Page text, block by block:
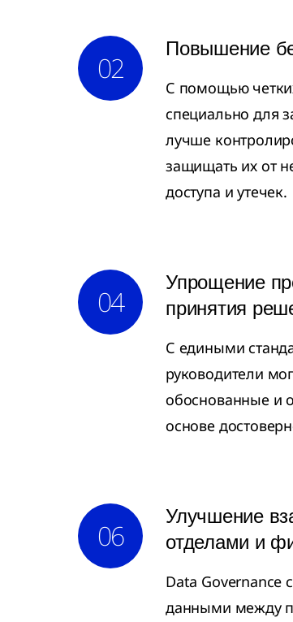
02
Повышение
С помощью
специально для
лучше
защищать их от
доступа и утечек.
04
Упрощение
принятия
С едиными
руководители
обоснованные и
основе
06
Улучшение
отделами и
Data Governance
данными между